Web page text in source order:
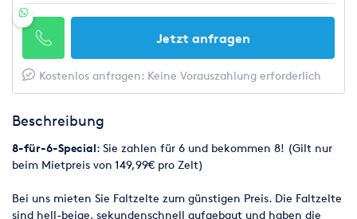
Jetzt anfragen
Kostenlos anfragen: Keine Vorauszahlung erforderlich
Beschreibung
8-für-6-Special: Sie zahlen für 6 und bekommen 8! (Gilt nur
beim Mietpreis von 149,99€ pro Zelt)
Bei uns mieten Sie Faltzelte zum günstigen Preis. Die Faltzelte
sind hell-beige, sekundenschnell aufgebaut und haben die